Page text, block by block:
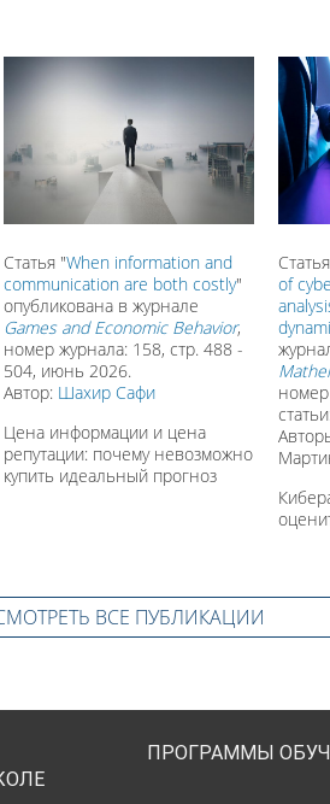
Статья "When information and
communication are both costly"
опубликована в журнале
Games and Economic Behavior,
номер журнала: 158, стр. 488 -
504, июнь 2026.
Автор: Шахир Сафи
Цена информации и цена
репутации: почему невозможно
купить идеальный прогноз
of
ВСЕ ПУБЛИКАЦИИ
ПРОГРАММЫ